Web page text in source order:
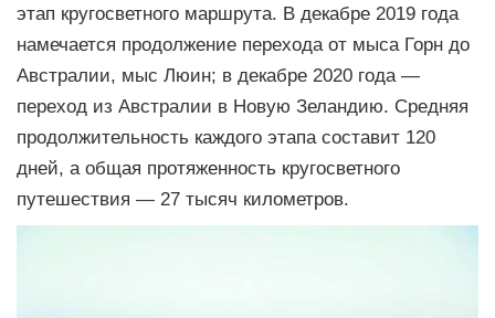
этап кругосветного маршрута. В декабре 2019 года
намечается продолжение перехода от мыса Горн до
Австралии, мыс Люин; в декабре 2020 года —
переход из Австралии в Новую Зеландию. Средняя
продолжительность каждого этапа составит 120
дней, а общая протяженность кругосветного
путешествия — 27 тысяч километров.